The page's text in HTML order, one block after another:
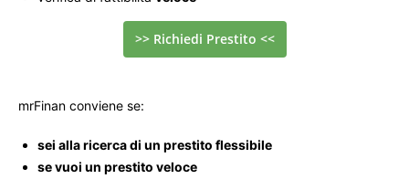
>> Richiedi Prestito <<
mrFinan conviene se:
sei alla ricerca di un prestito flessibile
se vuoi un prestito veloce